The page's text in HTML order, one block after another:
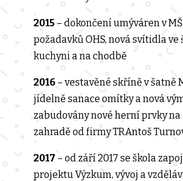
2015 – dokončení umýváren v
požadavků OHS, nová svítidla ve
kuchyni a na chodbě
2016– vestavěné skříně v šatně
jídelně sanace omítky a nová
zabudovány nové herní prvky
zahradě od firmy TRAntoš
2017 – od září 2017 se škola
projektu Výzkum, vývoj a